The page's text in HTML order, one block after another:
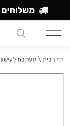
דף הבית \ תערובת לעישון
משלוחים